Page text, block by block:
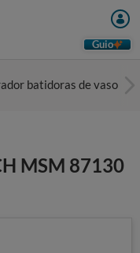
Guio
batidoras de vaso
MSM 87130